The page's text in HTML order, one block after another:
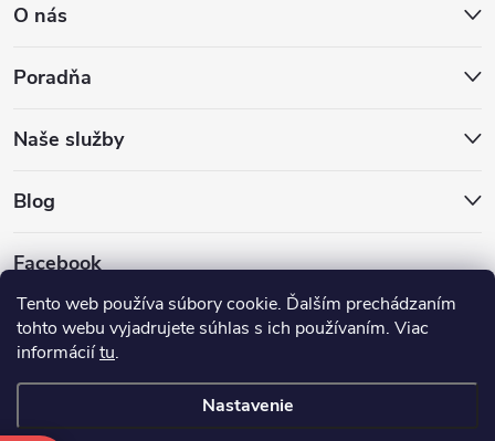
Tento web používa súbory cookie. Ďalším prechádzaním
tohto webu vyjadrujete súhlas s ich používaním. Viac
informáciítu.
Nastavenie
O nás
Poradňa
Naše služby
Blog
Facebook